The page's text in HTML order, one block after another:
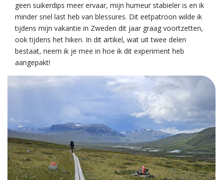
geen suikerdips meer ervaar, mijn humeur stabieler is en ik
minder snel last heb van blessures. Dit eetpatroon wilde ik
tijdens mijn vakantie in Zweden dit jaar graag voortzetten,
ook tijdens het hiken. In dit artikel, wat uit twee delen
bestaat, neem ik je mee in hoe ik dit experiment heb
aangepakt!